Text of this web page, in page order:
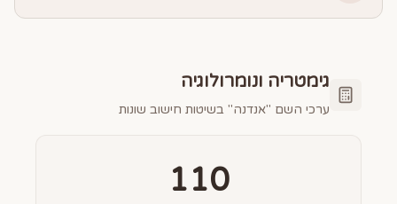
גימטריה ונומרולוגיה
ערכי השם "אנדנה" בשיטות חישוב שונות
110